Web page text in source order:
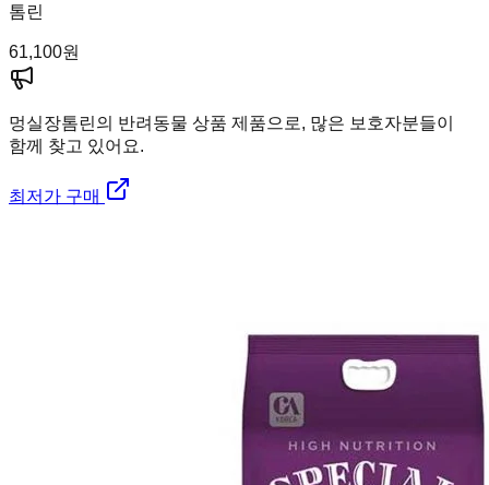
톰린
61,100원
멍실장톰린의 반려동물 상품 제품으로, 많은 보호자분들이
함께 찾고 있어요.
최저가 구매